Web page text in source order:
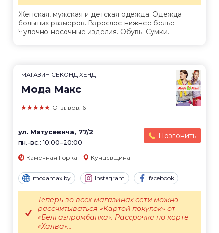
Женская, мужская и детская одежда. Одежда
больших размеров. Взрослое нижнее белье.
Чулочно-носочные изделия. Обувь. Сумки.
МАГАЗИН СЕКОНД ХЕНД
Мода Макс
★★★★★ Отзывов: 6
ул. Матусевича, 77/2
пн.-вс.: 10:00–20:00
Позвонить
Каменная Горка Кунцевщина
modamax.by Instagram facebook
Теперь во всех магазинах сети можно
рассчитываться «Картой покупок» от
«Белгазпромбанка». Рассрочка по карте
«Халва»...